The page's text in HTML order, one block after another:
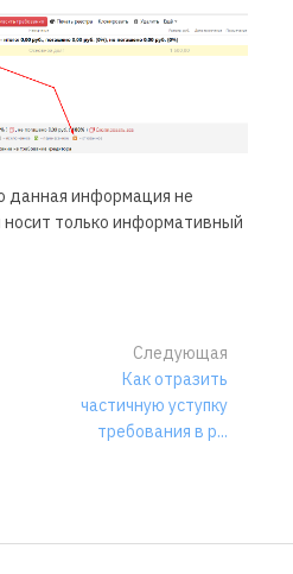
данная информация не
только информативный
Следующая
Как отразить
частичную уступку
требования в р...